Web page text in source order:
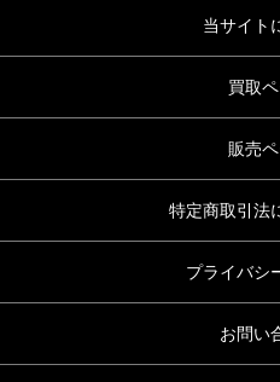
当サイト
買取
販売
特定商取引法
プライバシ
お問い